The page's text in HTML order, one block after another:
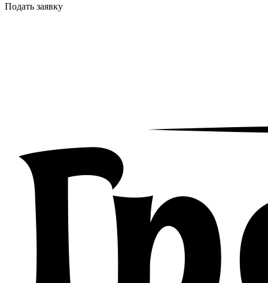
Подать заявку